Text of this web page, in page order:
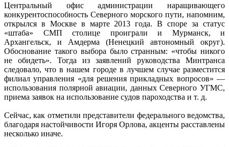
Центральный офис администрации наращивающего
конкурентоспособность Северного морского пути, напомним,
открылся в Москве в марте 2013 года. В споре за статус
«штаба» СМП столице проиграли и Мурманск, и
Архангельск, и Амдерма (Ненецкий автономный округ).
Обоснование такого выбора было странным: «чтобы никого
не обидеть». Тогда из заявлений руководства Минтранса
следовало, что в нашем городе в лучшем случае разместится
филиал управления «для решения прикладных вопросов» —
использования полярной авиации, данных Северного УГМС,
приема заявок на использование судов пароходства и т. д.
Сейчас, как отметили представители федерального ведомства,
благодаря настойчивости Игоря Орлова, акценты расставлены
несколько иначе.